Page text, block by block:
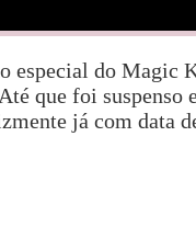
do
que foi
já com